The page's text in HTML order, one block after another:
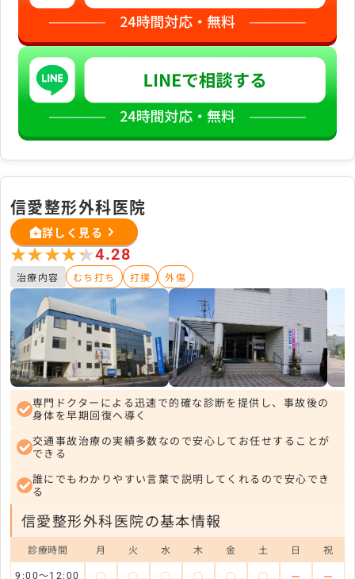
信愛整形外科医院
詳しく見る
★★★★★
★★★★★4.28
治療内容 むち打ち 打撲 外傷
専門ドクターによる迅速で的確な診断を提供し、事故後の
身体を早期回復へ導く
交通事故治療の実績多数なので安心してお任せすることが
できる
誰にでもわかりやすい言葉で説明してくれるので安心でき
る
信愛整形外科医院の基本情報
診療時間 月 火 水 木 金 土 日 祝
9:00〜12:00 ◯ ◯ ◯ ◯ ◯ ◯ ー ー